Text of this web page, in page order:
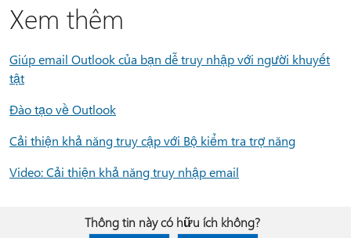
Xem thêm
Giúp email Outlook của bạn dễ truy nhập với người khuyết
tật
Đào tạo về Outlook
Cải thiện khả năng truy cập với Bộ kiểm tra trợ năng
Video: Cải thiện khả năng truy nhập email
Thông tin này có hữu ích không?